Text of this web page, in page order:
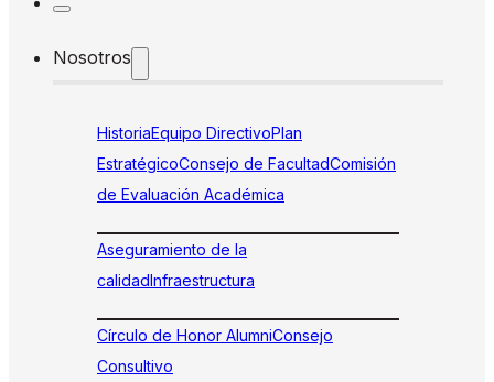
Nosotros
HistoriaEquipo DirectivoPlan
EstratégicoConsejo de FacultadComisión
de Evaluación Académica
Aseguramiento de la
calidadInfraestructura
Círculo de Honor AlumniConsejo
Consultivo